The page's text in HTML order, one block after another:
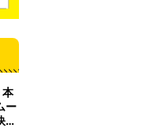
ー
と